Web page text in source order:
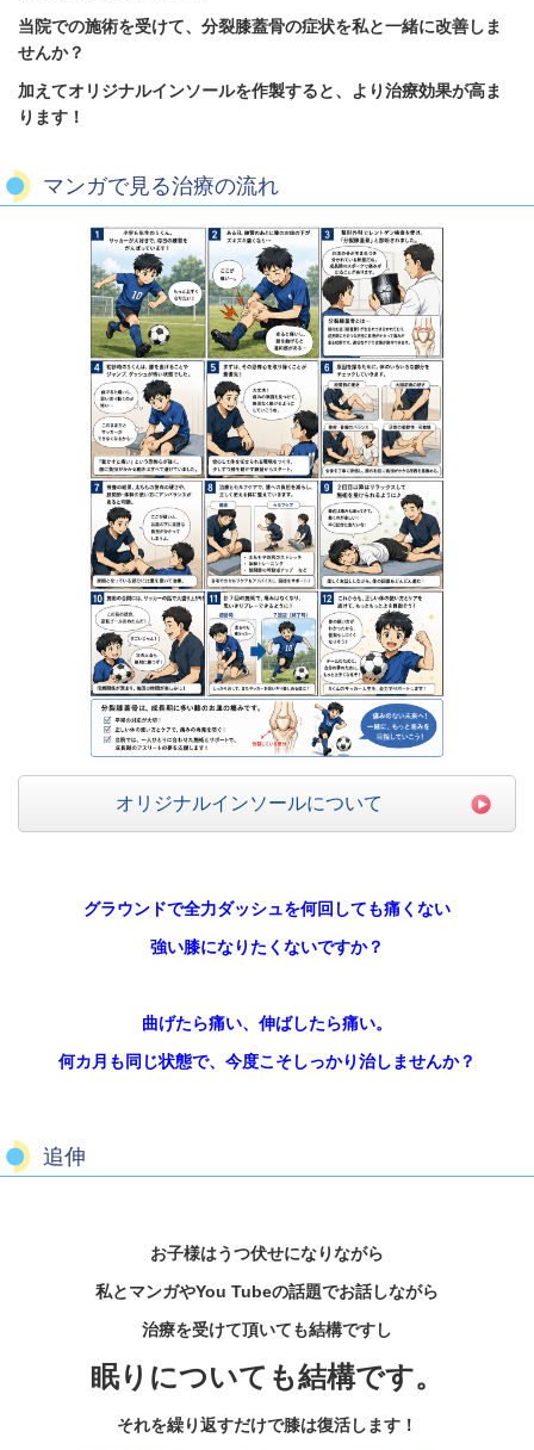
当院での施術を受けて、分裂膝蓋骨の症状を私と一緒に改善しま
せんか？
加えてオリジナルインソールを作製すると、 より治療効果が高ま
ります！
マンガで見る治療の流れ
オリジナルインソールについて
グラウンドで全力ダッシュを何回しても痛くない
強い膝になりたくないですか？
曲げたら痛い、伸ばしたら痛い。
何カ月も同じ状態で、今度こそしっかり治しませんか？
追伸
お子様はうつ伏せになりながら
私とマンガやYou Tubeの話題でお話しながら
治療を受けて頂いても結構ですし
眠りについても結構です。
それを繰り返すだけで膝は復活します！